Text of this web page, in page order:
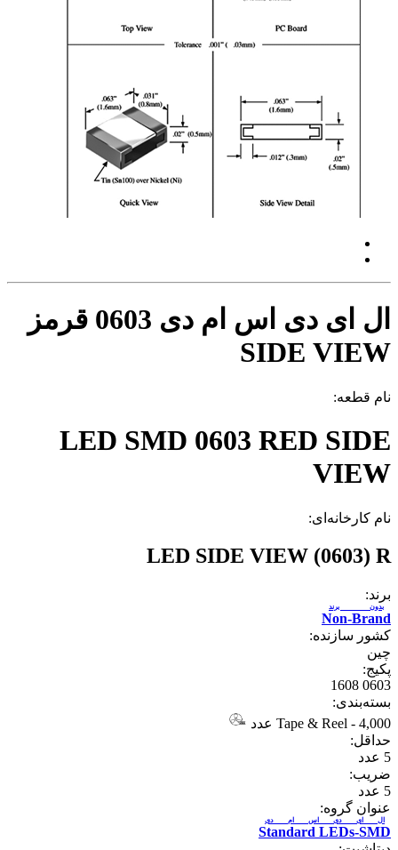
ال ای دی اس ام دی 0603 قرمز
SIDE VIEW
نام قطعه:
LED SMD 0603 RED SIDE
VIEW
نام کارخانه‌ای:
LED SIDE VIEW (0603) R
برند:
Non-Brand
بدون برند
کشور سازنده:
چین
پکیج:
0603 1608
بسته‌بندی:
Tape & Reel - 4,000 عدد
حداقل:
5 عدد
ضریب:
5 عدد
عنوان گروه:
Standard LEDs-SMD
ال ای دی اس ام دی